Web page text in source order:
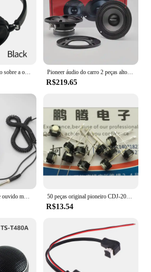
Fones de ouvido com fio sobre a orelha, som hd, baixo, som hifi, música, estéreo, flexível, ajustável, para pc, telefone Pioneer áudio do carro 2 peças alto-falante mezzo de 3,5 polegadas 75W motor principal do carro original empurrar diretamente base do painel de áudio hi-fi
R$219.65
Pioneer dj disco fone de ouvido música fones de ouvido ajuste monitor fones de ouvido do telefone móvel computador presente personalizado 50 peças original pioneiro CDJ-2000 900 850 350 400 botão de jogo do jogador de disco evq11l04m 6*6*4.3mm interruptor dsg1117
R$13.54